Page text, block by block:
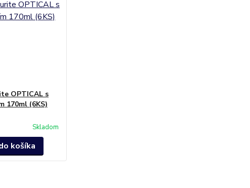
OPTICAL s
170ml (6KS)
Skladom
košíka